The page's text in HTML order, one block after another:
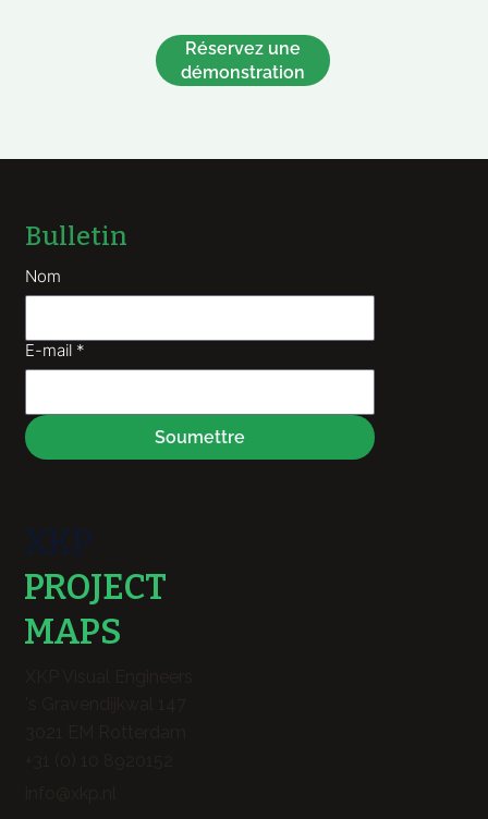
Réservez une
démonstration
PROJECT
MAPS
Bulletin
Nom
E-mail *
Soumettre